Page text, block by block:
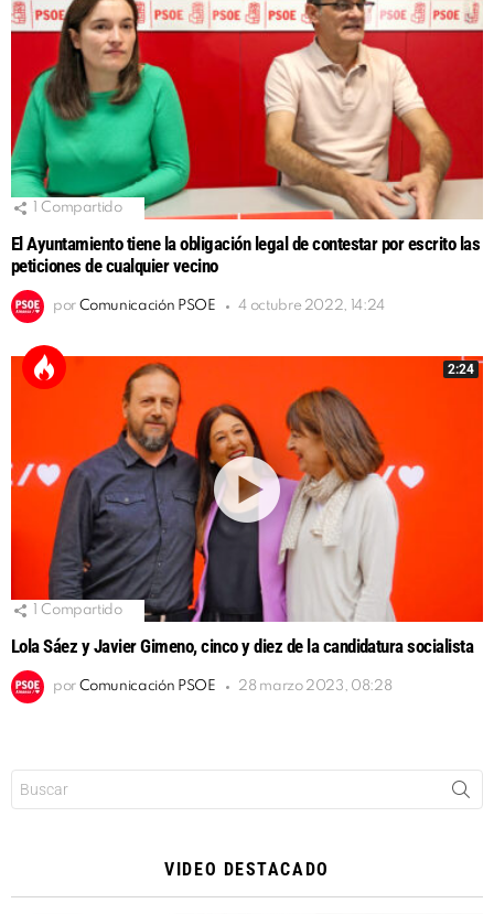
Compartido
El Ayuntamiento tiene la obligación legal de contestar por escrito las
peticiones de cualquier vecino
por Comunicación PSOE 4 octubre 2022, 14:24
2:24
Compartido
Lola Sáez y Javier Gimeno, cinco y diez de la candidatura socialista
por Comunicación PSOE 28 marzo 2023, 08:28
VIDEO DESTACADO